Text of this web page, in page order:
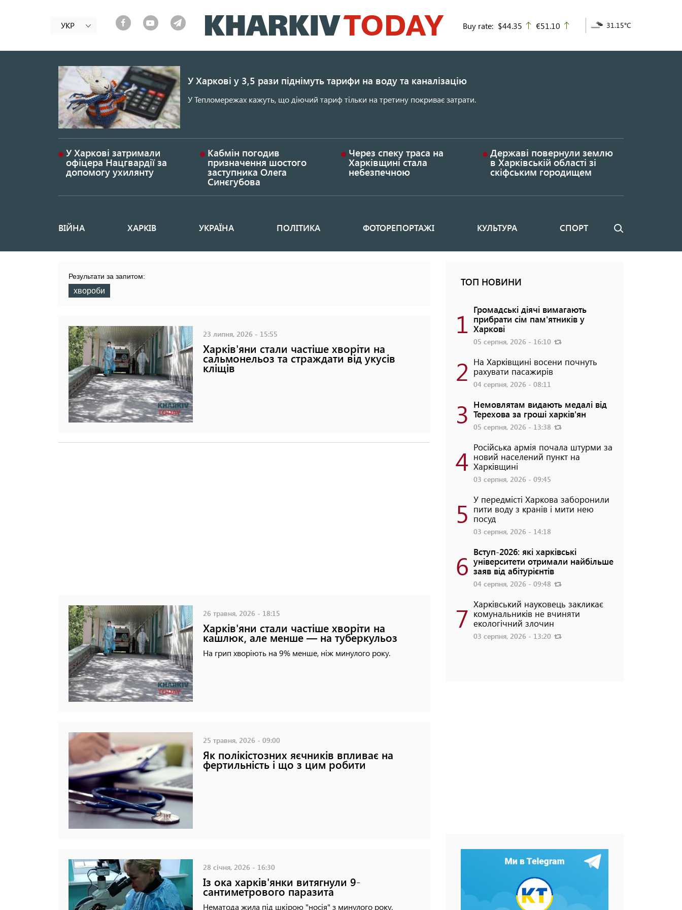
до
основного
УКР Buy rate: $44.35 up
€51.10 31.15°C
У Харкові у 3,5 рази піднімуть тарифи на воду та каналізацію
У Тепломережах кажуть, що діючий тариф тільки на третину покриває затрати.
У Харкові затримали
офіцера Нацгвардії за
допомогу ухилянту
Кабмін погодив
призначення шостого
заступника Олега
Синєгубова
Через спеку траса на
Харківщині стала
небезпечною
Державі повернули землю
в Харківській області зі
скіфським городищем
Основная
ВІЙНА ХАРКІВ УКРАЇНА ПОЛІТИКА ФОТОРЕПОРТАЖІ КУЛЬТУРА СПОРТ Пошук
Результати за запитом:
хвороби
23 липня, 2026 - 15:55
Харків'яни стали частіше хворіти на
сальмонельоз та страждати від укусів
кліщів
26 травня, 2026 - 18:15
Харків'яни стали частіше хворіти на
кашлюк, але менше — на туберкульоз
На грип хворіють на 9% менше, ніж минулого року.
25 травня, 2026 - 09:00
Як полікістозних яєчників впливає на
фертильність і що з цим робити
28 січня, 2026 - 16:30
Із ока харків'янки витягнули 9-
сантиметрового паразита
Нематода жила під шкірою "носія" з минулого року.
ТОП НОВИНИ
1 Громадські діячі вимагають
прибрати сім пам'ятників у
Харкові
05 серпня, 2026 - 16:10
2 На Харківщині восени почнуть
рахувати пасажирів
04 серпня, 2026 - 08:11
3 Немовлятам видають медалі від
Терехова за гроші харків'ян
05 серпня, 2026 - 13:38
4 Російська армія почала штурми за
новий населений пункт на
Харківщині
03 серпня, 2026 - 09:45
5 У передмісті Харкова заборонили
пити воду з кранів і мити нею
посуд
03 серпня, 2026 - 14:18
6 Вступ-2026: які харківські
університети отримали найбільше
заяв від абітурієнтів
04 серпня, 2026 - 09:48
7 Харківський науковець закликає
комунальників не вчиняти
екологічний злочин
03 серпня, 2026 - 13:20